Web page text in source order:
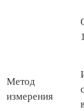
Метод
измерения